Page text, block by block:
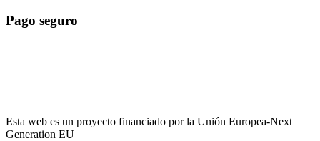
Pago seguro
Esta web es un proyecto financiado por la Unión Europea-Next
Generation EU